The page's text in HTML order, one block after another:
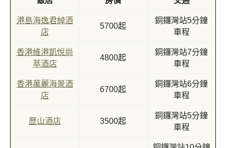
港島海逸君綽酒
店
5700起
銅鑼灣站5分鐘
車程
香港維港凱悅尚
萃酒店
4800起
銅鑼灣站7分鐘
車程
香港萬麗海景酒
店
6700起
銅鑼灣站6分鐘
車程
歷山酒店 3500起
銅鑼灣站5分鐘
車程